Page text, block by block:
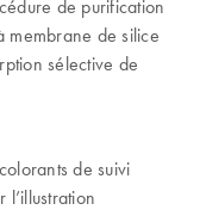
de purification
membrane de silice
sélective de
de suivi